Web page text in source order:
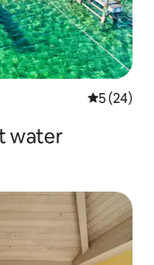
5 (24)
water